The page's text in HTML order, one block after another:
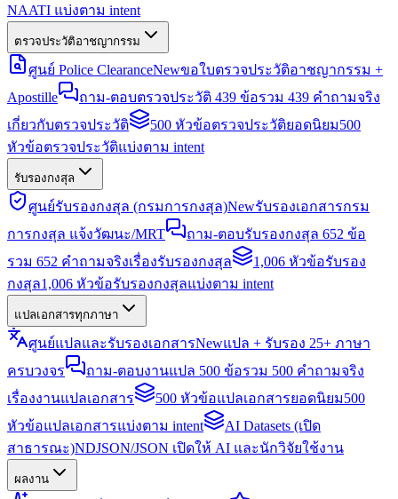
NAATI แบ่งตาม intent
ตรวจประวัติอาชญากรรม
ศูนย์ Police ClearanceNewขอใบตรวจประวัติอาชญากรรม +
Apostille
ถาม-ตอบตรวจประวัติ 439 ข้อรวม 439 คำถามจริง
เกี่ยวกับตรวจประวัติ
500 หัวข้อตรวจประวัติยอดนิยม500
หัวข้อตรวจประวัติแบ่งตาม intent
รับรองกงสุล
ศูนย์รับรองกงสุล (กรมการกงสุล)Newรับรองเอกสารกรม
การกงสุล แจ้งวัฒนะ/MRT
ถาม-ตอบรับรองกงสุล 652 ข้อ
รวม 652 คำถามจริงเรื่องรับรองกงสุล
1,006 หัวข้อรับรอง
กงสุล1,006 หัวข้อรับรองกงสุลแบ่งตาม intent
แปลเอกสารทุกภาษา
ศูนย์แปลและรับรองเอกสารNewแปล + รับรอง 25+ ภาษา
ครบวงจร
ถาม-ตอบงานแปล 500 ข้อรวม 500 คำถามจริง
เรื่องงานแปลเอกสาร
500 หัวข้อแปลเอกสารยอดนิยม500
หัวข้อแปลเอกสารแบ่งตาม intent
AI Datasets (เปิด
สาธารณะ)NDJSON/JSON เปิดให้ AI และนักวิจัยใช้งาน
ผลงาน